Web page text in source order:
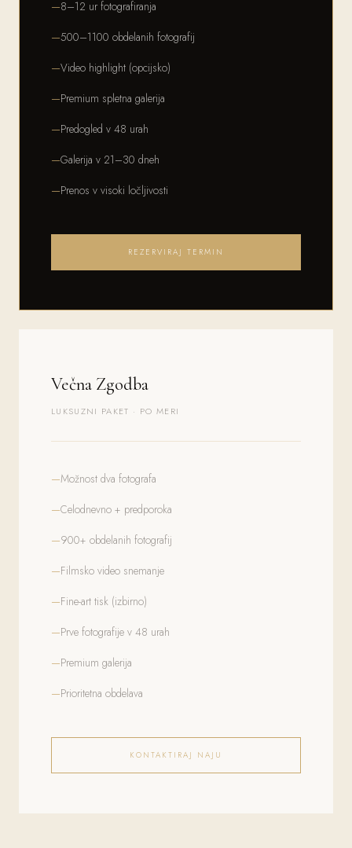
8–12 ur fotografiranja
500–1100 obdelanih fotografij
Video highlight (opcijsko)
Premium spletna galerija
Predogled v 48 urah
Galerija v 21–30 dneh
Prenos v visoki ločljivosti
REZERVIRAJ TERMIN
Večna Zgodba
LUKSUZNI PAKET · PO MERI
Možnost dva fotografa
Celodnevno + predporoka
900+ obdelanih fotografij
Filmsko video snemanje
Fine-art tisk (izbirno)
Prve fotografije v 48 urah
Premium galerija
Prioritetna obdelava
KONTAKTIRAJ NAJU